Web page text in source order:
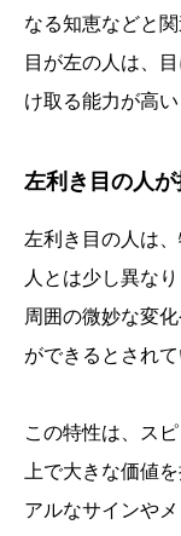
なる知恵などと
目が左の人は、
け取る能力が高
左利き目の人
左利き目の人は
人とは少し異な
周囲の微妙な変
ができるとされて
この特性は、ス
上で大きな価値
アルなサインや